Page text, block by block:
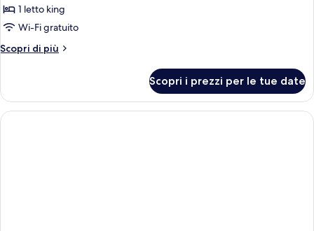
per
Comfort
room
-
Romantica
1 letto king
Wi-Fi gratuito
Scopri di più
Altri
room
Villa
Scopri i prezzi per le tue date